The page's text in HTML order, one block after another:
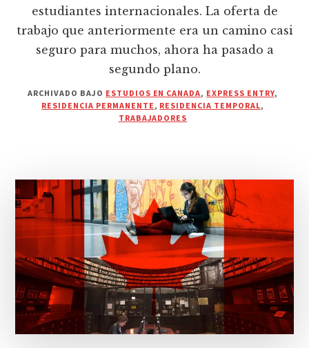
estudiantes internacionales. La oferta de
trabajo que anteriormente era un camino casi
seguro para muchos, ahora ha pasado a
segundo plano.
ARCHIVADO BAJO ESTUDIOS EN CANADA, EXPRESS ENTRY,
RESIDENCIA PERMANENTE, RESIDENCIA TEMPORAL,
TRABAJADORES